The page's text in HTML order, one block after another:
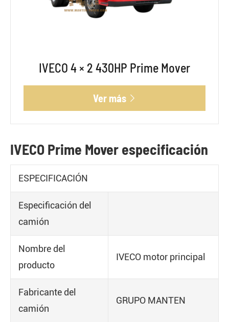
IVECO 4 × 2 430HP Prime Mover
Ver más 
IVECO Prime Mover especificación
ESPECIFICACIÓN
Especificación del
camión
Nombre del
producto
IVECO motor principal
Fabricante del
camión
GRUPO MANTEN